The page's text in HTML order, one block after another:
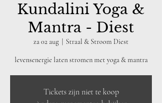
Kundalini Yoga &
Mantra - Diest
za 02 aug Straal & Stroom Diest
levensenergie laten stromen met yoga & mantra
Tickets zijn niet te koop